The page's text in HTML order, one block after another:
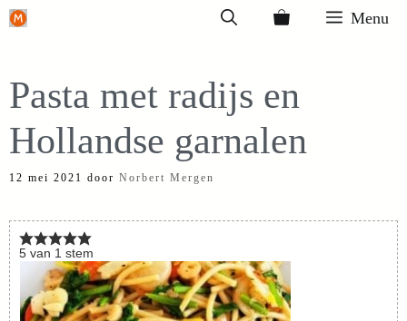
Ga
inhoud
Menu
Pasta met radijs en
Hollandse garnalen
12 mei 2021 door Norbert Mergen
5 van 1 stem